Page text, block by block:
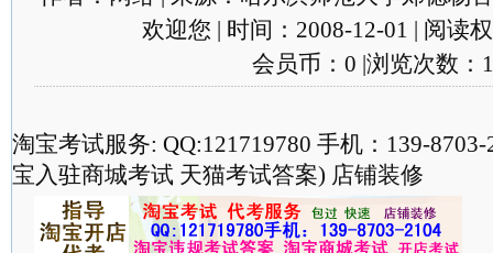
欢迎您 | 时间：2008-12-01 | 阅读
会员币：0 |浏览次数：
淘宝考试服务: QQ:121719780 手机：139-
宝入驻商城考试 天猫考试答案) 店铺装修